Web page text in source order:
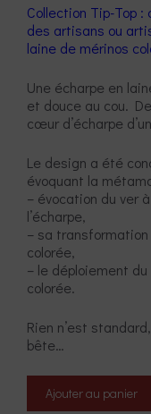
Collection Tip-Top
des artisans ou
laine de mérinos
Une écharpe en
et douce au cou.
cœur d’écharpe
Le design a été
évoquant la
– évocation du ver
l’écharpe,
– sa
colorée,
– le déploiement
colorée.
Rien n’est
bête…
Ajouter au panier